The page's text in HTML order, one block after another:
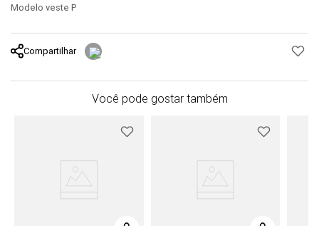
Modelo veste P
Compartilhar
Você pode gostar também